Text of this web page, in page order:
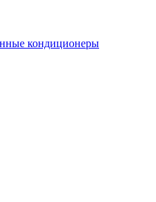
кондиционеры